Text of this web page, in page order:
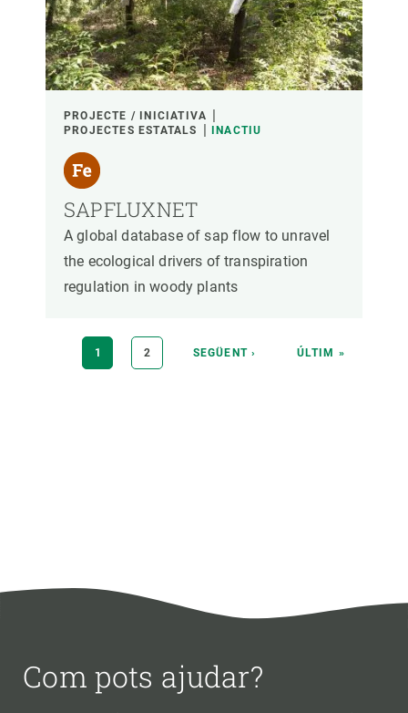
PROJECTE / INICIATIVA
PROJECTES ESTATALS
INACTIU
SAPFLUXNET
A global database of sap flow to unravel
the ecological drivers of transpiration
regulation in woody plants
PÀGINA
ACTUAL
1 PÀGINA
2
PÀGINA
SEGÜENT ›
ÚLTIMA
ÚLTIM »
Com pots ajudar?